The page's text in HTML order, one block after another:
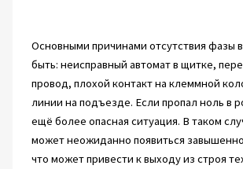
Основными причинами отсутствия фазы
быть: неисправный автомат в щитке,
провод, плохой контакт на клеммной
линии на подъезде. Если пропал ноль в
ещё более опасная ситуация. В таком
может неожиданно появиться
что может привести к выходу из строя